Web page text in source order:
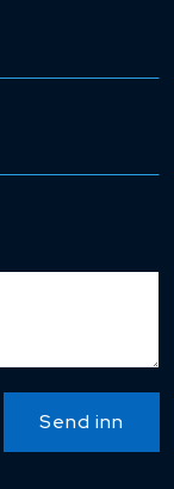
Send inn